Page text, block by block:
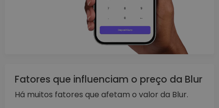
Fatores que influenciam o preço da Blur
Há muitos fatores que afetam o valor da Blur.